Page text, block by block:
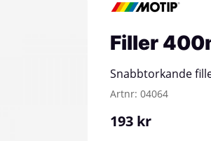
Filler
Snabbtorkande
Artnr: 04064
193 kr